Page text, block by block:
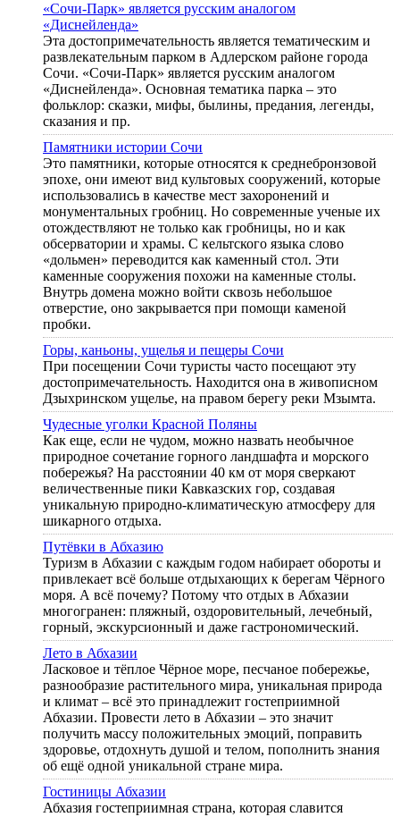
«Сочи-Парк» является русским аналогом
«Диснейленда»
Эта достопримечательность является тематическим и
развлекательным парком в Адлерском районе города
Сочи. «Сочи-Парк» является русским аналогом
«Диснейленда». Основная тематика парка – это
фольклор: сказки, мифы, былины, предания, легенды,
сказания и пр.
Памятники истории Сочи
Это памятники, которые относятся к среднебронзовой
эпохе, они имеют вид культовых сооружений, которые
использовались в качестве мест захоронений и
монументальных гробниц. Но современные ученые их
отождествляют не только как гробницы, но и как
обсерватории и храмы. С кельтского языка слово
«дольмен» переводится как каменный стол. Эти
каменные сооружения похожи на каменные столы.
Внутрь домена можно войти сквозь небольшое
отверстие, оно закрывается при помощи каменой
пробки.
Горы, каньоны, ущелья и пещеры Сочи
При посещении Сочи туристы часто посещают эту
достопримечательность. Находится она в живописном
Дзыхринском ущелье, на правом берегу реки Мзымта.
Чудесные уголки Красной Поляны
Как еще, если не чудом, можно назвать необычное
природное сочетание горного ландшафта и морского
побережья? На расстоянии 40 км от моря сверкают
величественные пики Кавказских гор, создавая
уникальную природно-климатическую атмосферу для
шикарного отдыха.
Путёвки в Абхазию
Туризм в Абхазии с каждым годом набирает обороты и
привлекает всё больше отдыхающих к берегам Чёрного
моря. А всё почему? Потому что отдых в Абхазии
многогранен: пляжный, оздоровительный, лечебный,
горный, экскурсионный и даже гастрономический.
Лето в Абхазии
Ласковое и тёплое Чёрное море, песчаное побережье,
разнообразие растительного мира, уникальная природа
и климат – всё это принадлежит гостеприимной
Абхазии. Провести лето в Абхазии – это значит
получить массу положительных эмоций, поправить
здоровье, отдохнуть душой и телом, пополнить знания
об ещё одной уникальной стране мира.
Гостиницы Абхазии
Абхазия гостеприимная страна, которая славится